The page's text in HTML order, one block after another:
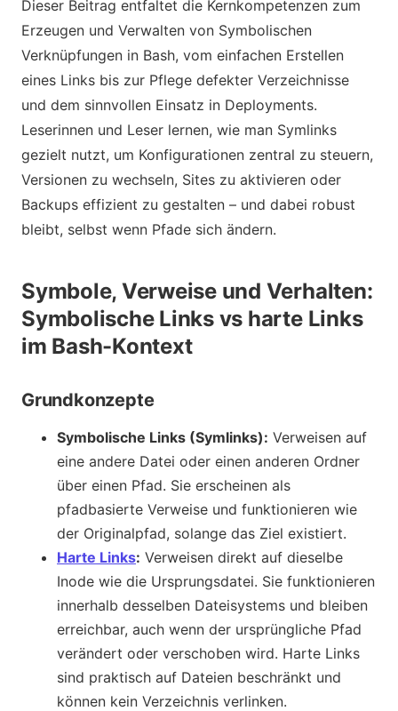
Dieser Beitrag entfaltet die Kernkompetenzen zum
Erzeugen und Verwalten von Symbolischen
Verknüpfungen in Bash, vom einfachen Erstellen
eines Links bis zur Pflege defekter Verzeichnisse
und dem sinnvollen Einsatz in Deployments.
Leserinnen und Leser lernen, wie man Symlinks
gezielt nutzt, um Konfigurationen zentral zu steuern,
Versionen zu wechseln, Sites zu aktivieren oder
Backups effizient zu gestalten – und dabei robust
bleibt, selbst wenn Pfade sich ändern.
Symbole, Verweise und Verhalten:
Symbolische Links vs harte Links
im Bash-Kontext
Grundkonzepte
Symbolische Links (Symlinks): Verweisen auf
eine andere Datei oder einen anderen Ordner
über einen Pfad. Sie erscheinen als
pfadbasierte Verweise und funktionieren wie
der Originalpfad, solange das Ziel existiert.
Harte Links: Verweisen direkt auf dieselbe
Inode wie die Ursprungsdatei. Sie funktionieren
innerhalb desselben Dateisystems und bleiben
erreichbar, auch wenn der ursprüngliche Pfad
verändert oder verschoben wird. Harte Links
sind praktisch auf Dateien beschränkt und
können kein Verzeichnis verlinken.